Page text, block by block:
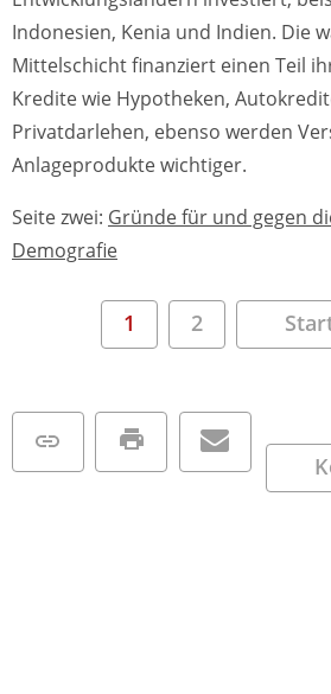
Indonesien, Kenia und Indien. Die
Mittelschicht finanziert einen Teil
Kredite wie Hypotheken,
Privatdarlehen, ebenso werden
Anlageprodukte wichtiger.
Seite zwei: Gründe für und gegen
Demografie
1 2